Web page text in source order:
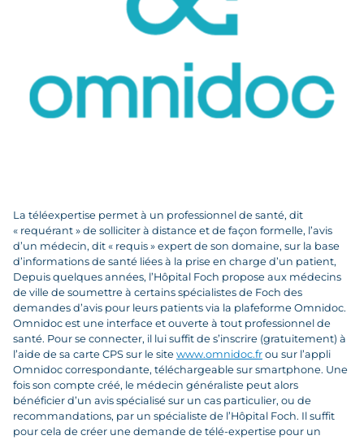
La téléexpertise permet à un professionnel de santé, dit
« requérant » de solliciter à distance et de façon formelle, l’avis
d’un médecin, dit « requis » expert de son domaine, sur la base
d’informations de santé liées à la prise en charge d’un patient,
Depuis quelques années, l’Hôpital Foch propose aux médecins
de ville de soumettre à certains spécialistes de Foch des
demandes d’avis pour leurs patients via la plafeforme Omnidoc.
Omnidoc est une interface et ouverte à tout professionnel de
santé. Pour se connecter, il lui suffit de s’inscrire (gratuitement) à
l’aide de sa carte CPS sur le site www.omnidoc.fr ou sur l’appli
Omnidoc correspondante, téléchargeable sur smartphone. Une
fois son compte créé, le médecin généraliste peut alors
bénéficier d’un avis spécialisé sur un cas particulier, ou de
recommandations, par un spécialiste de l’Hôpital Foch. Il suffit
pour cela de créer une demande de télé-expertise pour un